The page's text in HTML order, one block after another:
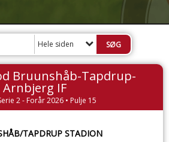
Hele siden
Bruunshåb-Tapdrup-
Arnbjerg IF
2 - Forår 2026 • Pulje 15
TAPDRUP STADION